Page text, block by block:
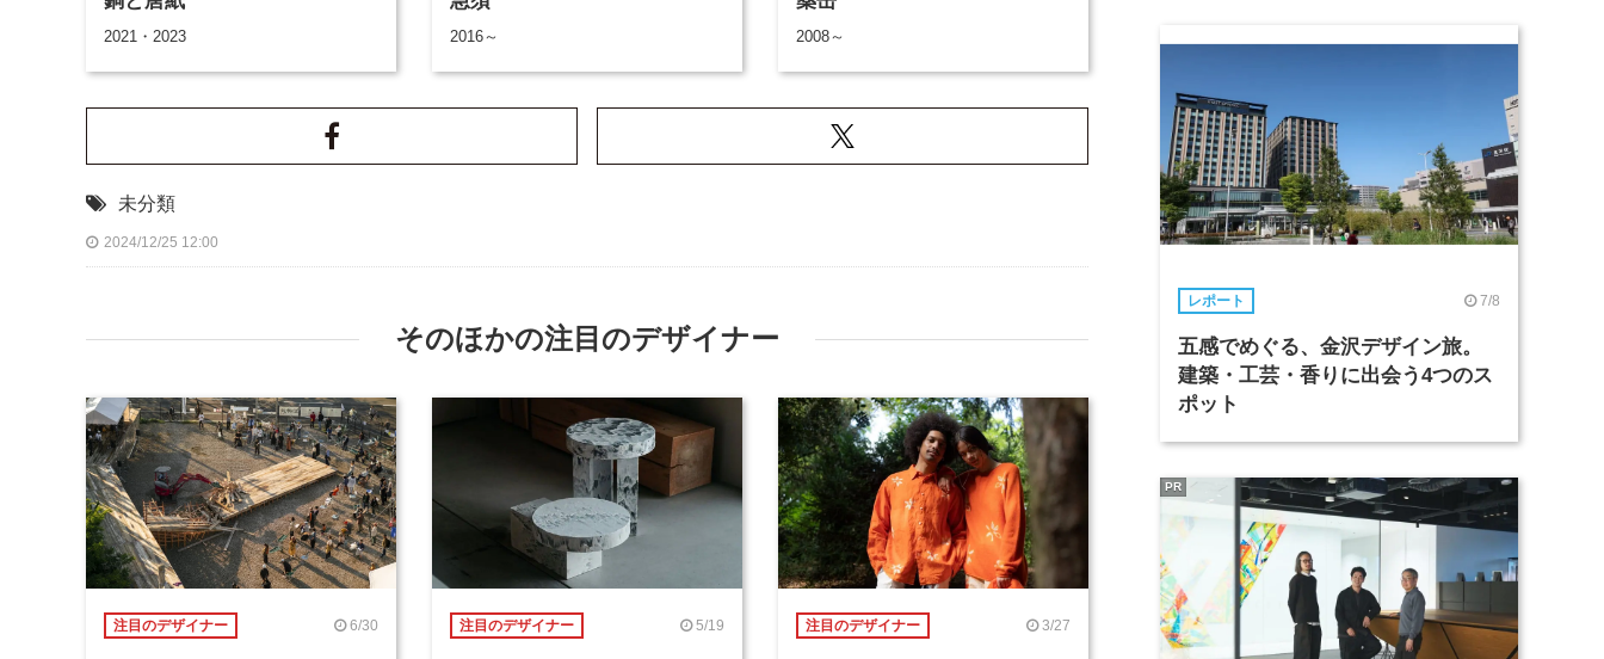
2021・2023 2016～ 2008～
未分類
2024/12/25 12:00
そのほかの注目のデザイナー
注目のデザイナー 6/30 注目のデザイナー 5/19 注目のデザイナー 3/27
レポート 7/8
五感でめぐる、金沢デザイン旅。
建築・工芸・香りに出会う4つのス
ポット
PR